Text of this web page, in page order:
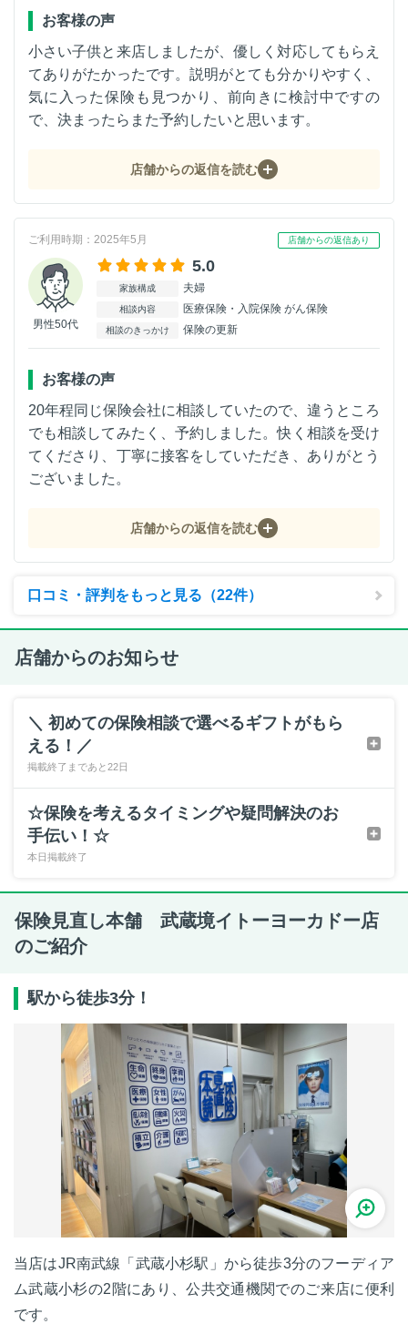
お客様の声
小さい子供と来店しましたが、優しく対応してもらえ
てありがたかったです。説明がとても分かりやすく、
気に入った保険も見つかり、前向きに検討中ですの
で、決まったらまた予約したいと思います。
店舗からの返信を読む
ご利用時期：2025年5月 店舗からの返信あり
男性50代
5.0
家族構成 夫婦
相談内容 医療保険・入院保険 がん保険
相談のきっかけ 保険の更新
お客様の声
20年程同じ保険会社に相談していたので、違うところ
でも相談してみたく、予約しました。快く相談を受け
てくださり、丁寧に接客をしていただき、ありがとう
ございました。
店舗からの返信を読む
口コミ・評判をもっと見る（22件）
店舗からのお知らせ
＼ 初めての保険相談で選べるギフトがもら
える！／
掲載終了まであと22日
☆保険を考えるタイミングや疑問解決のお
手伝い！☆
本日掲載終了
保険見直し本舗 武蔵境イトーヨーカドー店
のご紹介
駅から徒歩3分！
当店はJR南武線「武蔵小杉駅」から徒歩3分のフーディア
ム武蔵小杉の2階にあり、公共交通機関でのご来店に便利
です。